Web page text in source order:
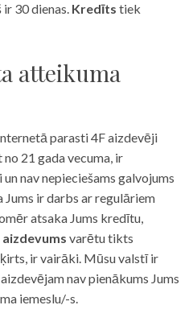
30 dienas. Kredīts tiek
atteikuma
parasti 4F aizdevēji
21 gada vecuma, ir
nav nepieciešams galvojums
Jums ir darbs ar regulāriem
atsaka Jums kredītu,
aizdevums varētu tikts
ir vairāki. Mūsu valstī ir
nav pienākums Jums
iemeslu/-s.